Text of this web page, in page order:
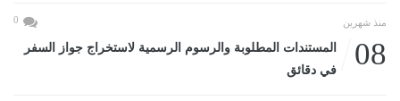
منذ شهرين 0
08
المستندات المطلوبة والرسوم الرسمية لاستخراج جواز السفر
في دقائق